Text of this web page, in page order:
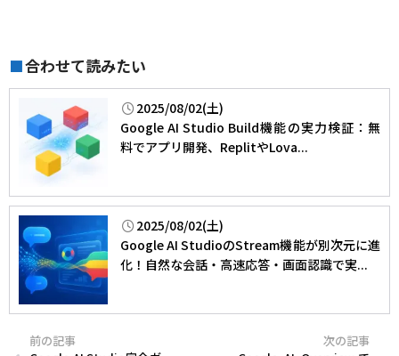
■合わせて読みたい
2025/08/02(土)
Google AI Studio Build機能の実力検証：無
料でアプリ開発、ReplitやLova...
2025/08/02(土)
Google AI StudioのStream機能が別次元に進
化！自然な会話・高速応答・画面認識で実...
前の記事
次の記事